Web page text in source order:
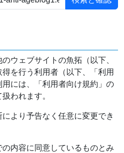
ウェブサイトの魚拓（以下、
得を行う利用者（以下、「利用
には、「利用者向け規約」の
われます。
より予告なく任意に変更でき
内容に同意しているものとみ